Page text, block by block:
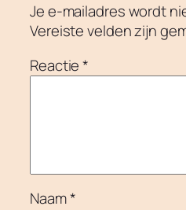
Je e-mailadres wordt
Vereiste velden zijn
Reactie*
Naam*